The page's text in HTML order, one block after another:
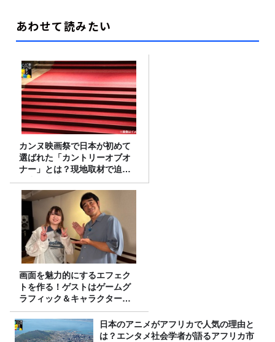
あわせて読みたい
カンヌ映画祭で日本が初めて
選ばれた「カントリーオブオ
ナー」とは？現地取材で迫る
選出の意味
画面を魅力的にするエフェク
トを作る！ゲストはゲームグ
ラフィック＆キャラクター専
攻の遠藤里桜さん！
日本のアニメがアフリカで人気の理由と
は？エンタメ社会学者が語るアフリカ市